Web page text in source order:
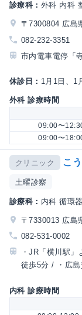
診療科： 外科 内科
〒7300804 広島
082-232-3351
市内電車電停「
休診日： 1月1日、1
外科 診療時間
09:00〜
09:00〜
クリニック こ
土曜診察
診療科： 内科 循環
〒7330013 広島
082-531-0002
・JR「横川駅
徒歩5分 / ・広
内科 診療時間